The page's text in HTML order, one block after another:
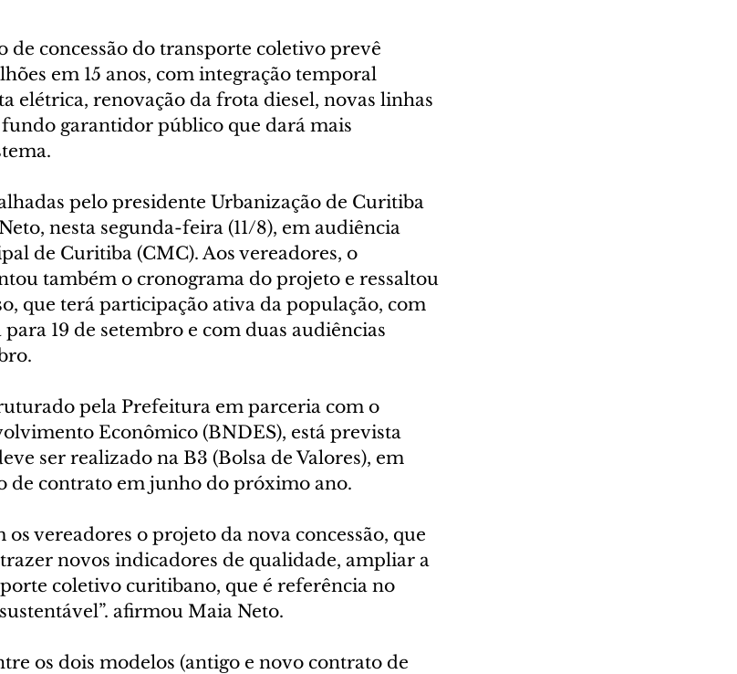
concessão do transporte coletivo prevê
em 15 anos, com integração temporal
elétrica, renovação da frota diesel, novas linhas
garantidor público que dará mais
pelo presidente Urbanização de Curitiba
nesta segunda-feira (11/8), em audiência
de Curitiba (CMC). Aos vereadores, o
também o cronograma do projeto e ressaltou
que terá participação ativa da população, com
19 de setembro e com duas audiências
pela Prefeitura em parceria com o
Econômico (BNDES), está prevista
ser realizado na B3 (Bolsa de Valores), em
de contrato em junho do próximo ano.
vereadores o projeto da nova concessão, que
novos indicadores de qualidade, ampliar a
coletivo curitibano, que é referência no
afirmou Maia Neto.
os dois modelos (antigo e novo contrato de